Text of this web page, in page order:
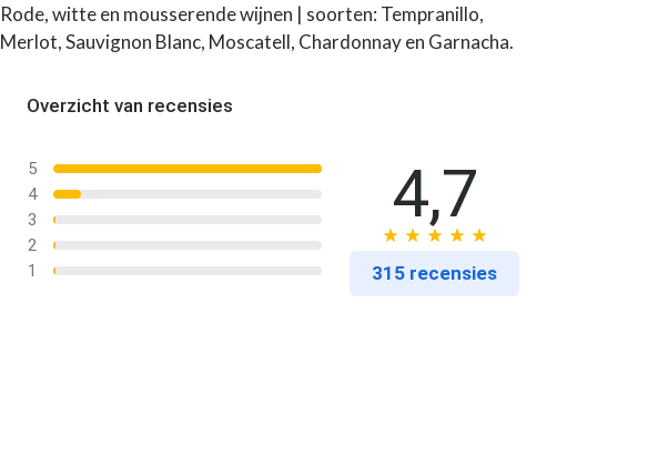
Rode, witte en mousserende wijnen | soorten: Tempranillo,
Merlot, Sauvignon Blanc, Moscatell, Chardonnay en Garnacha.
Overzicht van recensies
5
4
3
2
1
4,7
315 recensies